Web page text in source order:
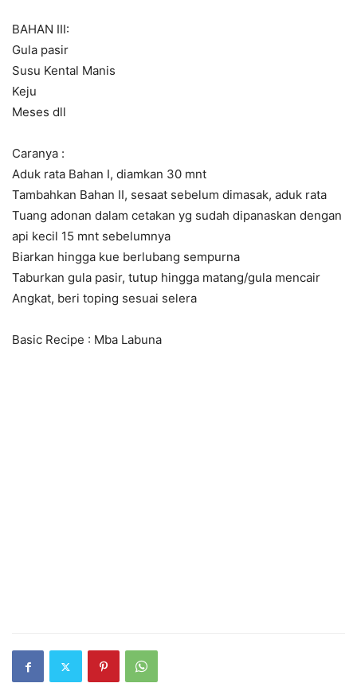
BAHAN III:
Gula pasir
Susu Kental Manis
Keju
Meses dll
Caranya :
Aduk rata Bahan I, diamkan 30 mnt
Tambahkan Bahan II, sesaat sebelum dimasak, aduk rata
Tuang adonan dalam cetakan yg sudah dipanaskan dengan
api kecil 15 mnt sebelumnya
Biarkan hingga kue berlubang sempurna
Taburkan gula pasir, tutup hingga matang/gula mencair
Angkat, beri toping sesuai selera
Basic Recipe : Mba Labuna